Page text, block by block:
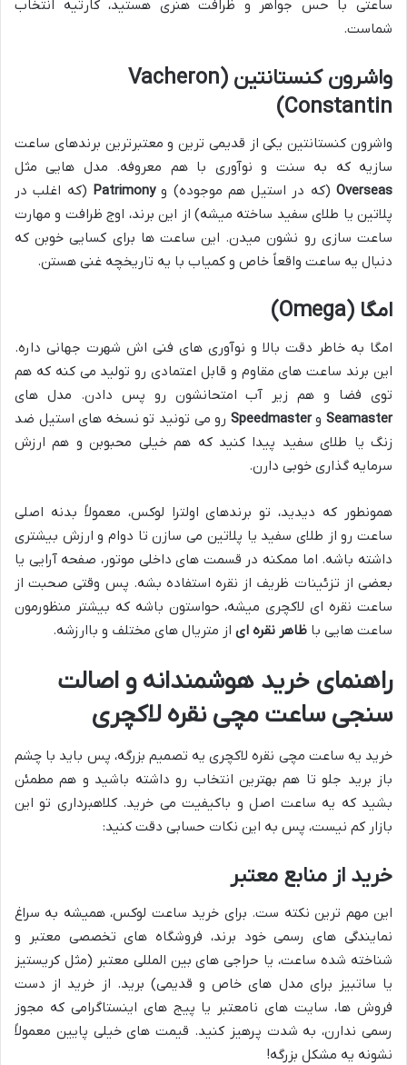
ساعتی با حس جواهر و ظرافت هنری هستید، کارتیه انتخاب
شماست.
واشرون کنستانتین (Vacheron
Constantin)
واشرون کنستانتین یکی از قدیمی ترین و معتبرترین برندهای ساعت
سازیه که به سنت و نوآوری با هم معروفه. مدل هایی مثل
Overseas(که در استیل هم موجوده) وPatrimony (که اغلب در
پلاتین یا طلای سفید ساخته میشه) از این برند، اوج ظرافت و مهارت
ساعت سازی رو نشون میدن. این ساعت ها برای کسایی خوبن که
دنبال یه ساعت واقعاً خاص و کمیاب با یه تاریخچه غنی هستن.
امگا (Omega)
امگا به خاطر دقت بالا و نوآوری های فنی اش شهرت جهانی داره.
این برند ساعت های مقاوم و قابل اعتمادی رو تولید می کنه که هم
توی فضا و هم زیر آب امتحانشون رو پس دادن. مدل های
SeamasterوSpeedmaster رو می تونید تو نسخه های استیل ضد
زنگ یا طلای سفید پیدا کنید که هم خیلی محبوبن و هم ارزش
سرمایه گذاری خوبی دارن.
همونطور که دیدید، تو برندهای اولترا لوکس، معمولاً بدنه اصلی
ساعت رو از طلای سفید یا پلاتین می سازن تا دوام و ارزش بیشتری
داشته باشه. اما ممکنه در قسمت های داخلی موتور، صفحه آرایی یا
بعضی از تزئینات ظریف از نقره استفاده بشه. پس وقتی صحبت از
ساعت نقره ای لاکچری میشه، حواستون باشه که بیشتر منظورمون
ساعت هایی با ظاهر نقره ای از متریال های مختلف و باارزشه.
راهنمای خرید هوشمندانه و اصالت
سنجی ساعت مچی نقره لاکچری
خرید یه ساعت مچی نقره لاکچری یه تصمیم بزرگه، پس باید با چشم
باز برید جلو تا هم بهترین انتخاب رو داشته باشید و هم مطمئن
بشید که یه ساعت اصل و باکیفیت می خرید. کلاهبرداری تو این
بازار کم نیست، پس به این نکات حسابی دقت کنید:
خرید از منابع معتبر
این مهم ترین نکته ست. برای خرید ساعت لوکس، همیشه به سراغ
نمایندگی های رسمی خود برند، فروشگاه های تخصصی معتبر و
شناخته شده ساعت، یا حراجی های بین المللی معتبر (مثل کریستیز
یا ساتبیز برای مدل های خاص و قدیمی) برید. از خرید از دست
فروش ها، سایت های نامعتبر یا پیج های اینستاگرامی که مجوز
رسمی ندارن، به شدت پرهیز کنید. قیمت های خیلی پایین معمولاً
نشونه یه مشکل بزرگه!